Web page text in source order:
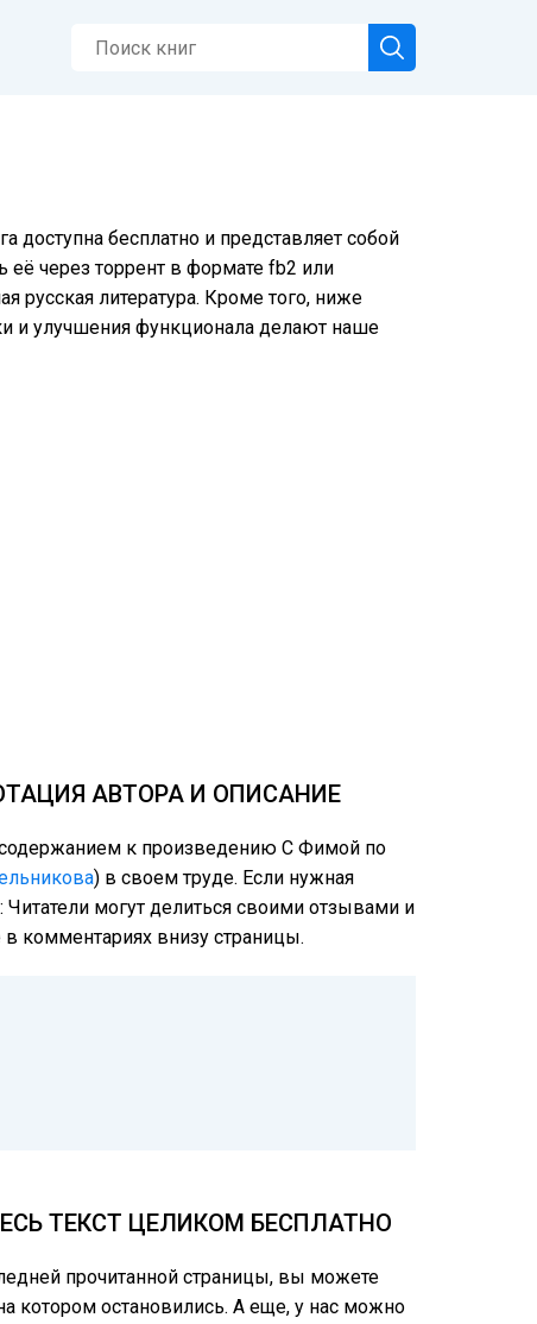
бесплатно и представляет собой
через торрент в формате fb2 или
русская литература. Кроме того, ниже
и улучшения функционала делают наше
АВТОРА И ОПИСАНИЕ
содержанием к произведению С Фимой по
) в своем труде. Если нужная
Читатели могут делиться своими отзывами и
комментариях внизу страницы.
ТЕКСТ ЦЕЛИКОМ БЕСПЛАТНО
прочитанной страницы, вы можете
котором остановились. А еще, у нас можно